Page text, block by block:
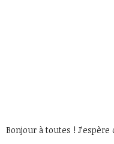
Bonjour à toutes !